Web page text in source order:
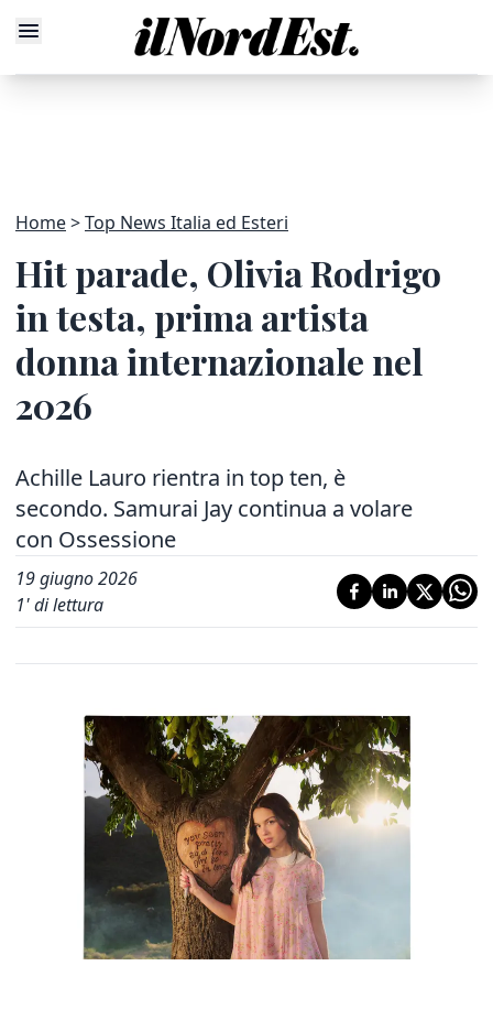
Home Top News Italia ed Esteri
Hit parade, Olivia Rodrigo
in testa, prima artista
donna internazionale nel
2026
Achille Lauro rientra in top ten, è
secondo. Samurai Jay continua a volare
con Ossessione
19 giugno 2026
1' di lettura